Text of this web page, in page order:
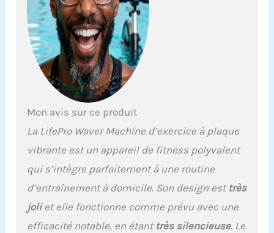
Entraîneurs de fitness à
vibrations de niveau
professionnel |
Expérimentez la
puissance utilisée par les
meilleurs entraîneurs de
fitness avec 99 niveaux
activation musculaire
intégrés qui imitent les
sessions de gym pour
soutenir la perte de
poids, la force et la
circulation sanguine
Durable pour un usage
quotidien | Conçue avec
des matériaux de qualité
Mon avis sur ce produit
La LifePro Waver Machine d’exercice à plaque
vibrante est un appareil de fitness polyvalent
qui s’intègre parfaitement à une routine
d’entraînement à domicile. Son design est très
joliet elle fonctionne comme prévu avec une
efficacité notable, en étant très silencieuse. Le